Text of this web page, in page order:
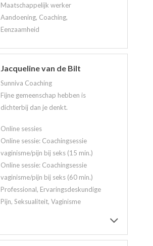
Maatschappelijk werker
Aandoening, Coaching,
Eenzaamheid
Jacqueline van de Bilt
Sunniva Coaching
Fijne gemeenschap hebben is
dichterbij dan je denkt.
Online sessies
Online sessie: Coachingsessie
vaginisme/pijn bij seks (15 min.)
Online sessie: Coachingsessie
vaginisme/pijn bij seks (60 min.)
Professional, Ervaringsdeskundige
Pijn, Seksualiteit, Vaginisme